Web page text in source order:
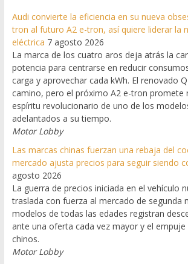
Audi convierte la eficiencia en su nueva
tron al futuro A2 e-tron, así quiere liderar la
eléctrica 7 agosto 2026
La marca de los cuatro aros deja atrás la
potencia para centrarse en reducir
carga y aprovechar cada kWh. El renovado
camino, pero el próximo A2 e-tron promete
espíritu revolucionario de uno de los
adelantados a su tiempo.
Motor Lobby
Las marcas chinas fuerzan una rebaja del
mercado ajusta precios para seguir siendo
agosto 2026
La guerra de precios iniciada en el vehículo
traslada con fuerza al mercado de segunda
modelos de todas las edades registran
ante una oferta cada vez mayor y el
chinos.
Motor Lobby